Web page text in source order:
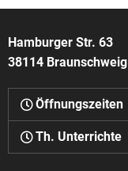
Hamburger Str. 63
38114 Braunschweig
Öffnungszeiten
Th. Unterrichte